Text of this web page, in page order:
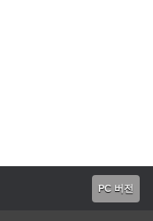
PC 버전